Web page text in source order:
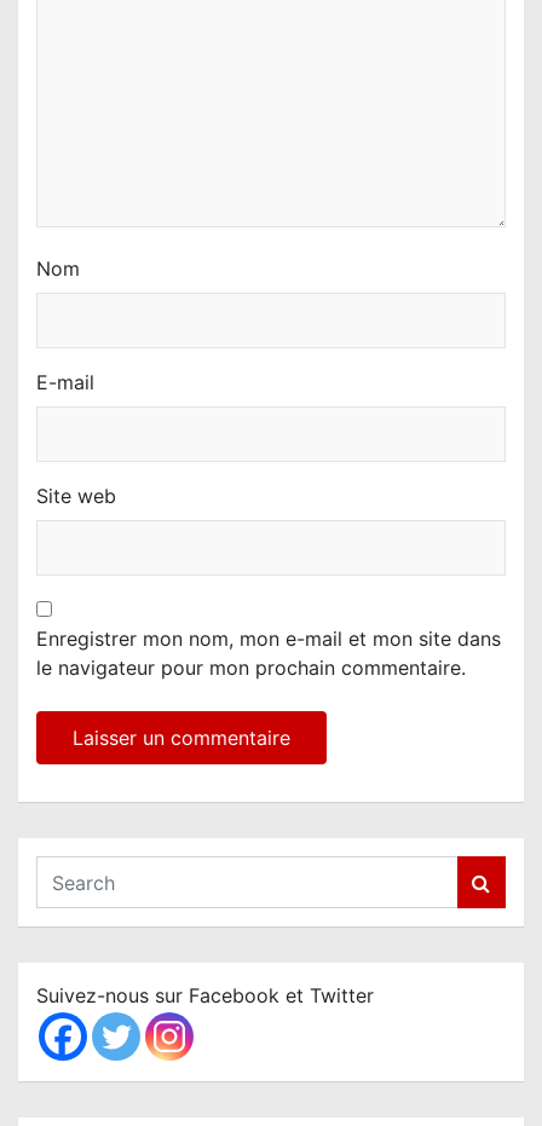
Nom
E-mail
Site web
Enregistrer mon nom, mon e-mail et mon site dans
le navigateur pour mon prochain commentaire.
a
c
h
Suivez-nous sur Facebook et Twitter